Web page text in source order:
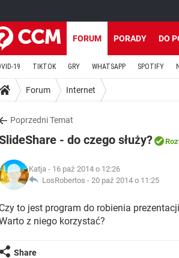
FORUM PORADY DO
19 TIKTOK GRY WHATSAPP SPOTIFY
Forum Internet
Poprzedni Temat
- do czego służy?
Katja - 16 paź 2014 o 12:26
LosRobertos - 20 paź 2014 o 11:25
Czy to jest program do robienia
z niego korzystać?
Share